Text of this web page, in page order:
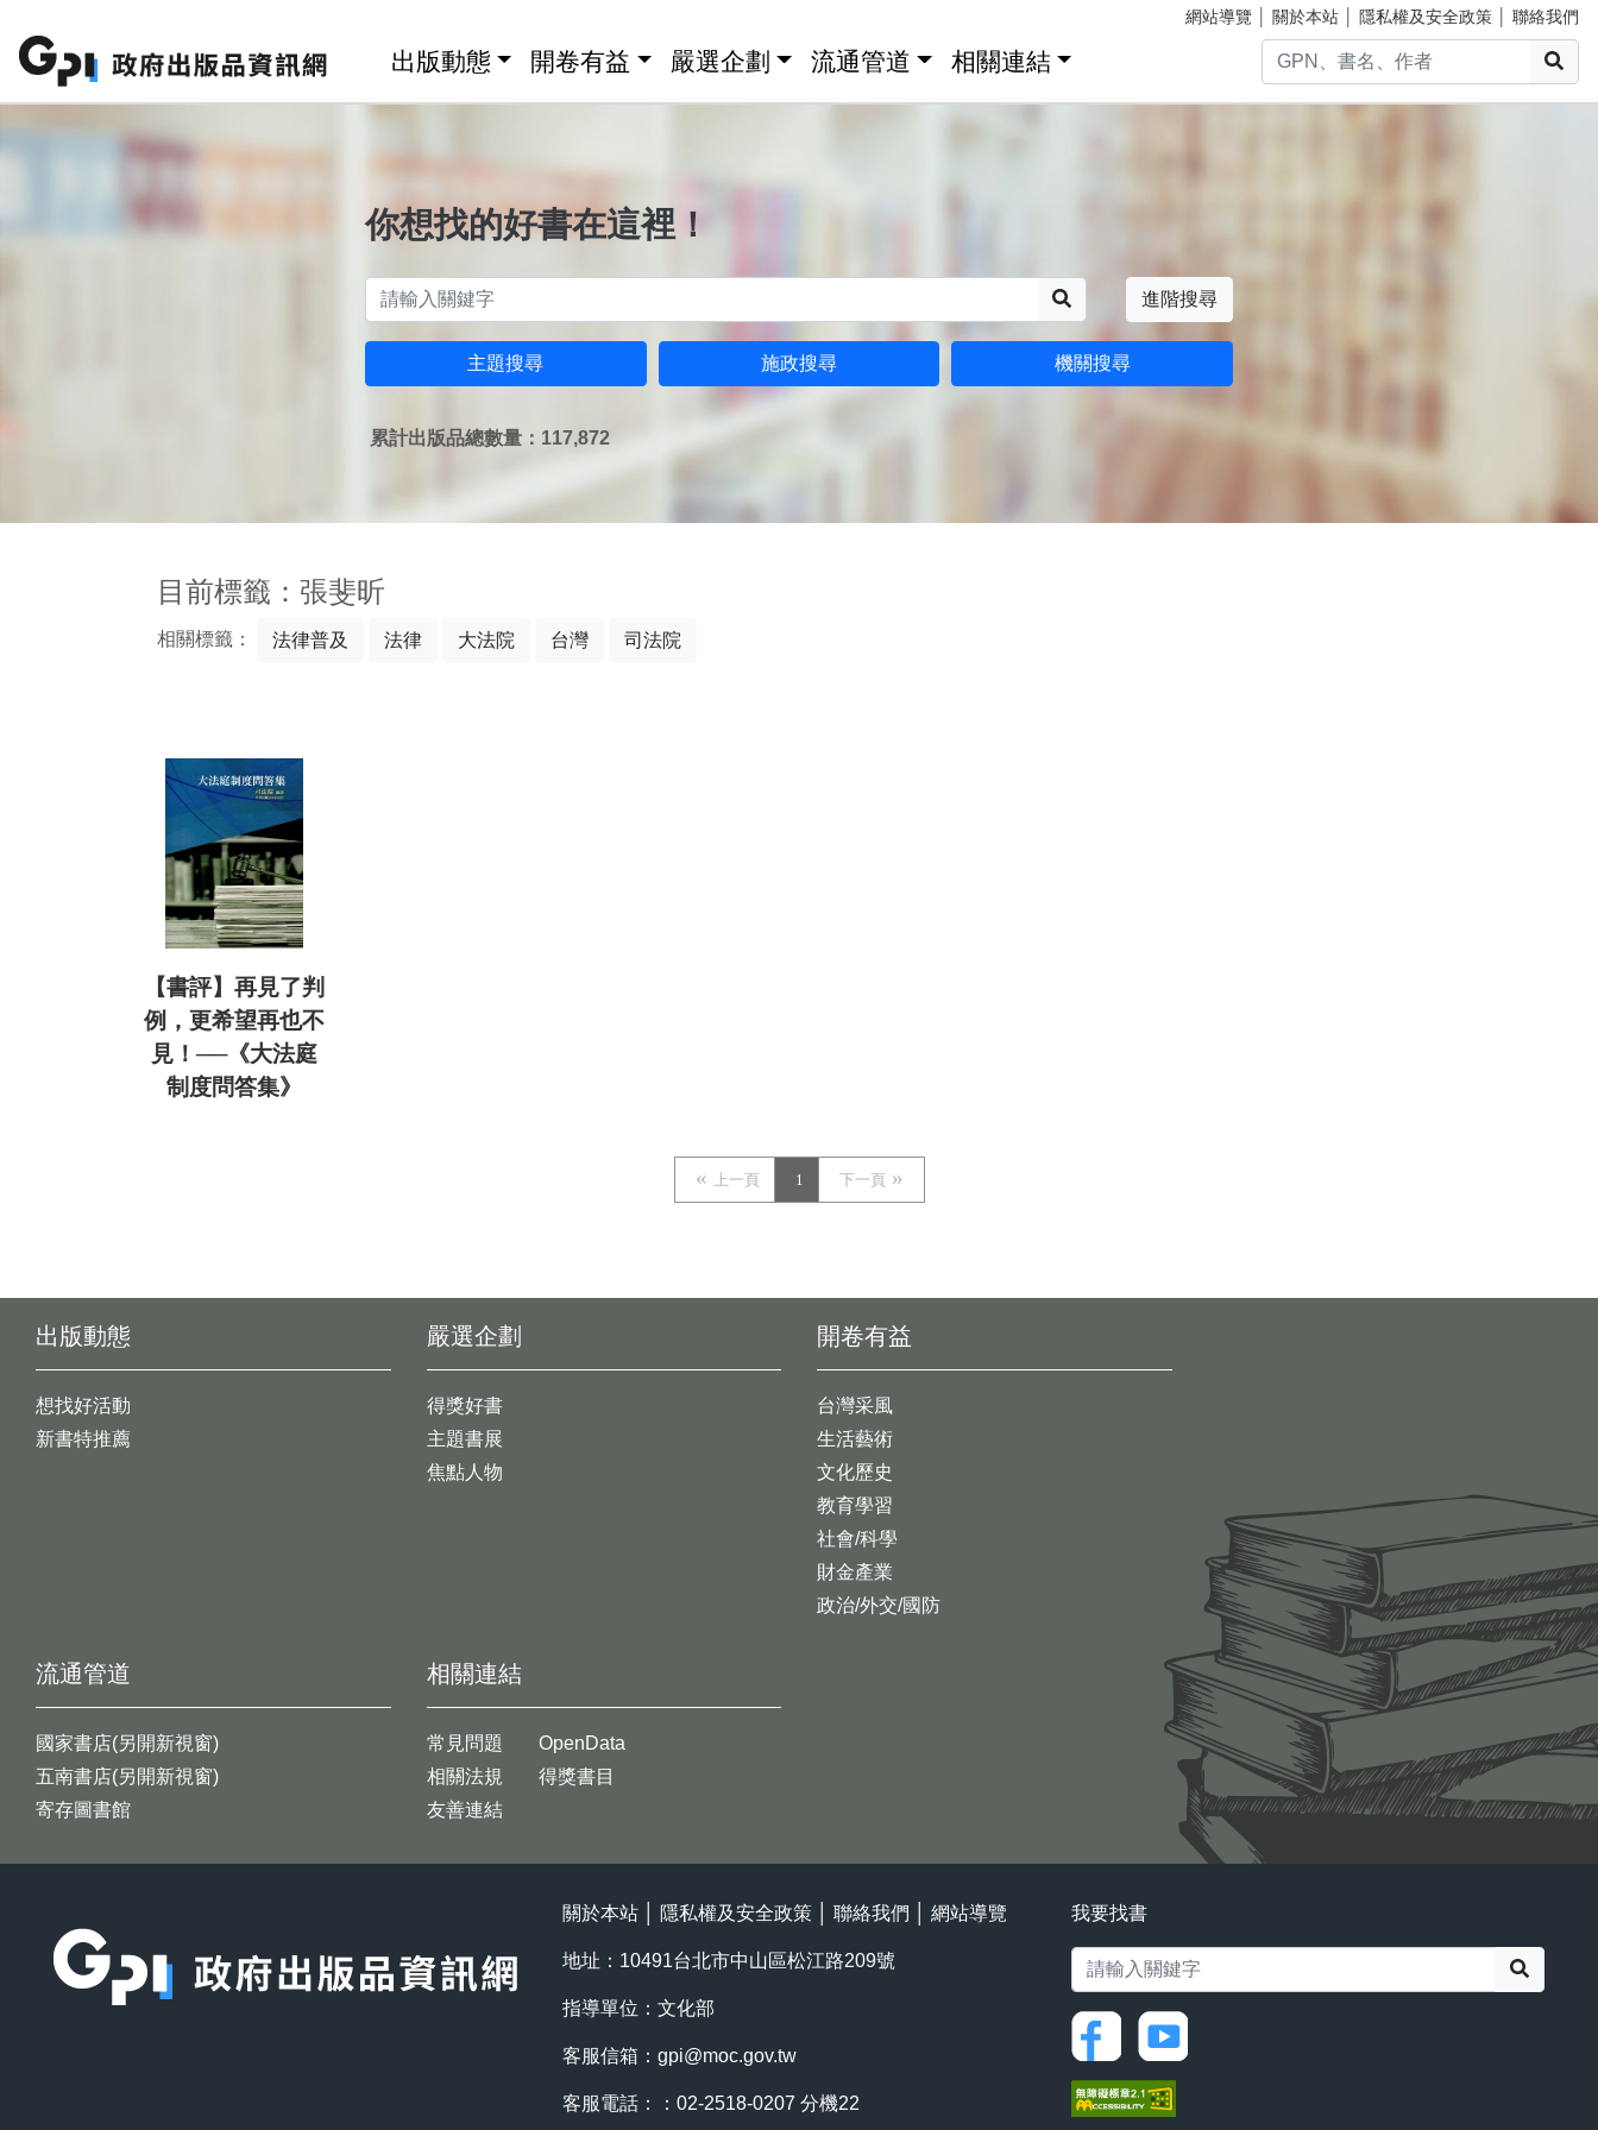
網站導覽 關於本站 隱私權及安全政策 聯絡我們
出版動態 開卷有益 嚴選企劃 流通管道 相關連結
你想找的好書在這裡！
進階搜尋
主題搜尋 施政搜尋 機關搜尋
累計出版品總數量：117,872
目前標籤：張斐昕
相關標籤： 法律普及 法律 大法院 台灣 司法院
【書評】再見了判
例，更希望再也不
見！──《大法庭
制度問答集》
上一頁 1 下一頁
出版動態
想找好活動
新書特推薦
開卷有益
台灣采風
生活藝術
文化歷史
教育學習
社會/科學
財金產業
政治/外交/國防
嚴選企劃
得獎好書
主題書展
焦點人物
流通管道
國家書店(另開新視窗)
五南書店(另開新視窗)
寄存圖書館
相關連結
常見問題
相關法規
友善連結
OpenData
得獎書目
關於本站 隱私權及安全政策 聯絡我們 網站導覽
地址：10491台北市中山區松江路209號
指導單位：文化部
客服信箱： gpi@moc.gov.tw
客服電話：：02-2518-0207 分機22
我要找書